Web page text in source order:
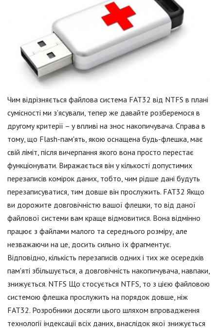
Чим відрізняється файлова система FAT32 від NTFS в плані
сумісності ми з'ясували, тепер же давайте розберемося в
другому критерії – у впливі на знос накопичувача. Справа в
тому, що Flash-пам'ять, якою оснащена будь-флешка, має
свій ліміт, після вичерпання якого вона просто перестає
функціонувати. Виражається він у кількості допустимих
перезаписів комірок даних, тобто, чим рідше дані будуть
перезаписуватися, тим довше він прослужить. FAT32 Якщо
ви дорожите довговічністю вашої флешки, то від даної
файлової системи вам краще відмовитися. Вона відмінно
працює з файлами малого та середнього розміру, але
незважаючи на це, досить сильно їх фрагментує.
Відповідно, кількість перезаписів одних і тих же осередків
пам'яті збільшується, а довговічність накопичувача, навпаки,
знижується. NTFS Що стосується NTFS, то з цією файловою
системою флешка прослужить на порядок довше, ніж
FAT32. Розробники досягли цього шляхом впровадження
технології індексації всіх даних, внаслідок якої знижується